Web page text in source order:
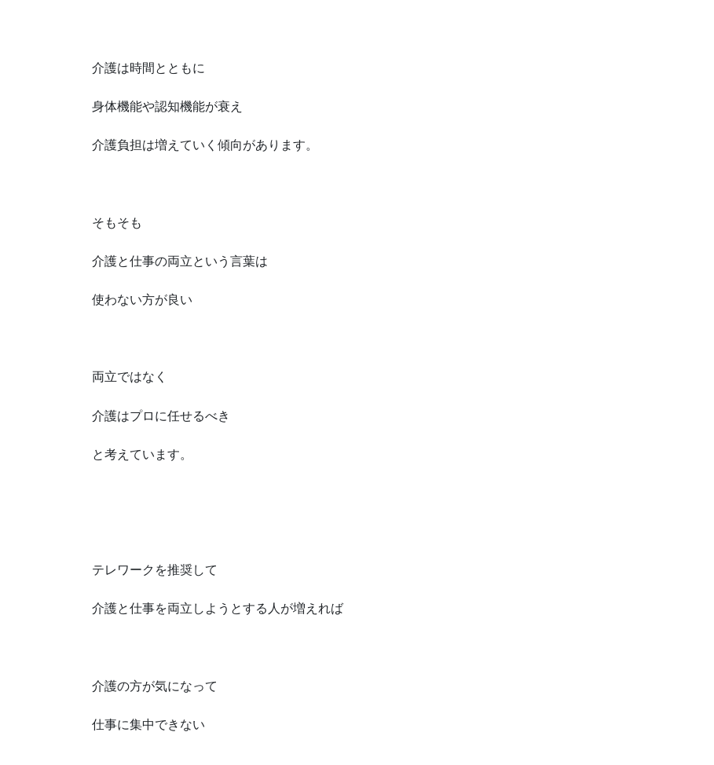
介護は時間とともに
身体機能や認知機能が衰え
介護負担は増えていく傾向があります。
そもそも
介護と仕事の両立という言葉は
使わない方が良い
両立ではなく
介護はプロに任せるべき
と考えています。
テレワークを推奨して
介護と仕事を両立しようとする人が増えれば
介護の方が気になって
仕事に集中できない